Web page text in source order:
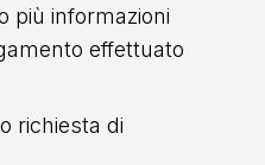
più informazioni
effettuato
richiesta di